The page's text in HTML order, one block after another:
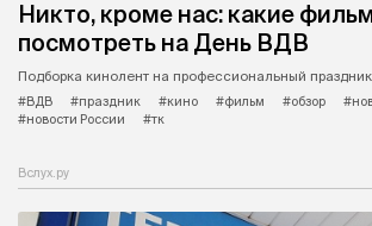
Никто, кроме нас: какие
посмотреть на День ВДВ
Подборка кинолент на профессиональный праздник.
#ВДВ
#праздник #кино #фильм #обзор
#новости России
#тк
Вслух.ру